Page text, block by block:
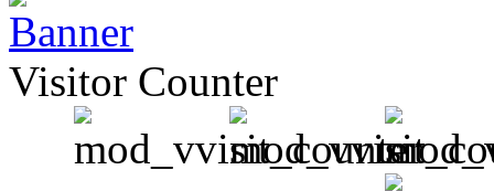
Visitor Counter